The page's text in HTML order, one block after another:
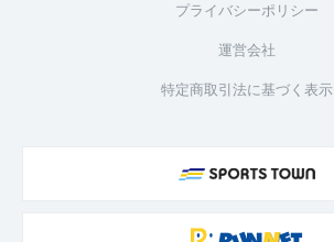
プライバシーポリシー
運営会社
特定商取引法に基づく表示